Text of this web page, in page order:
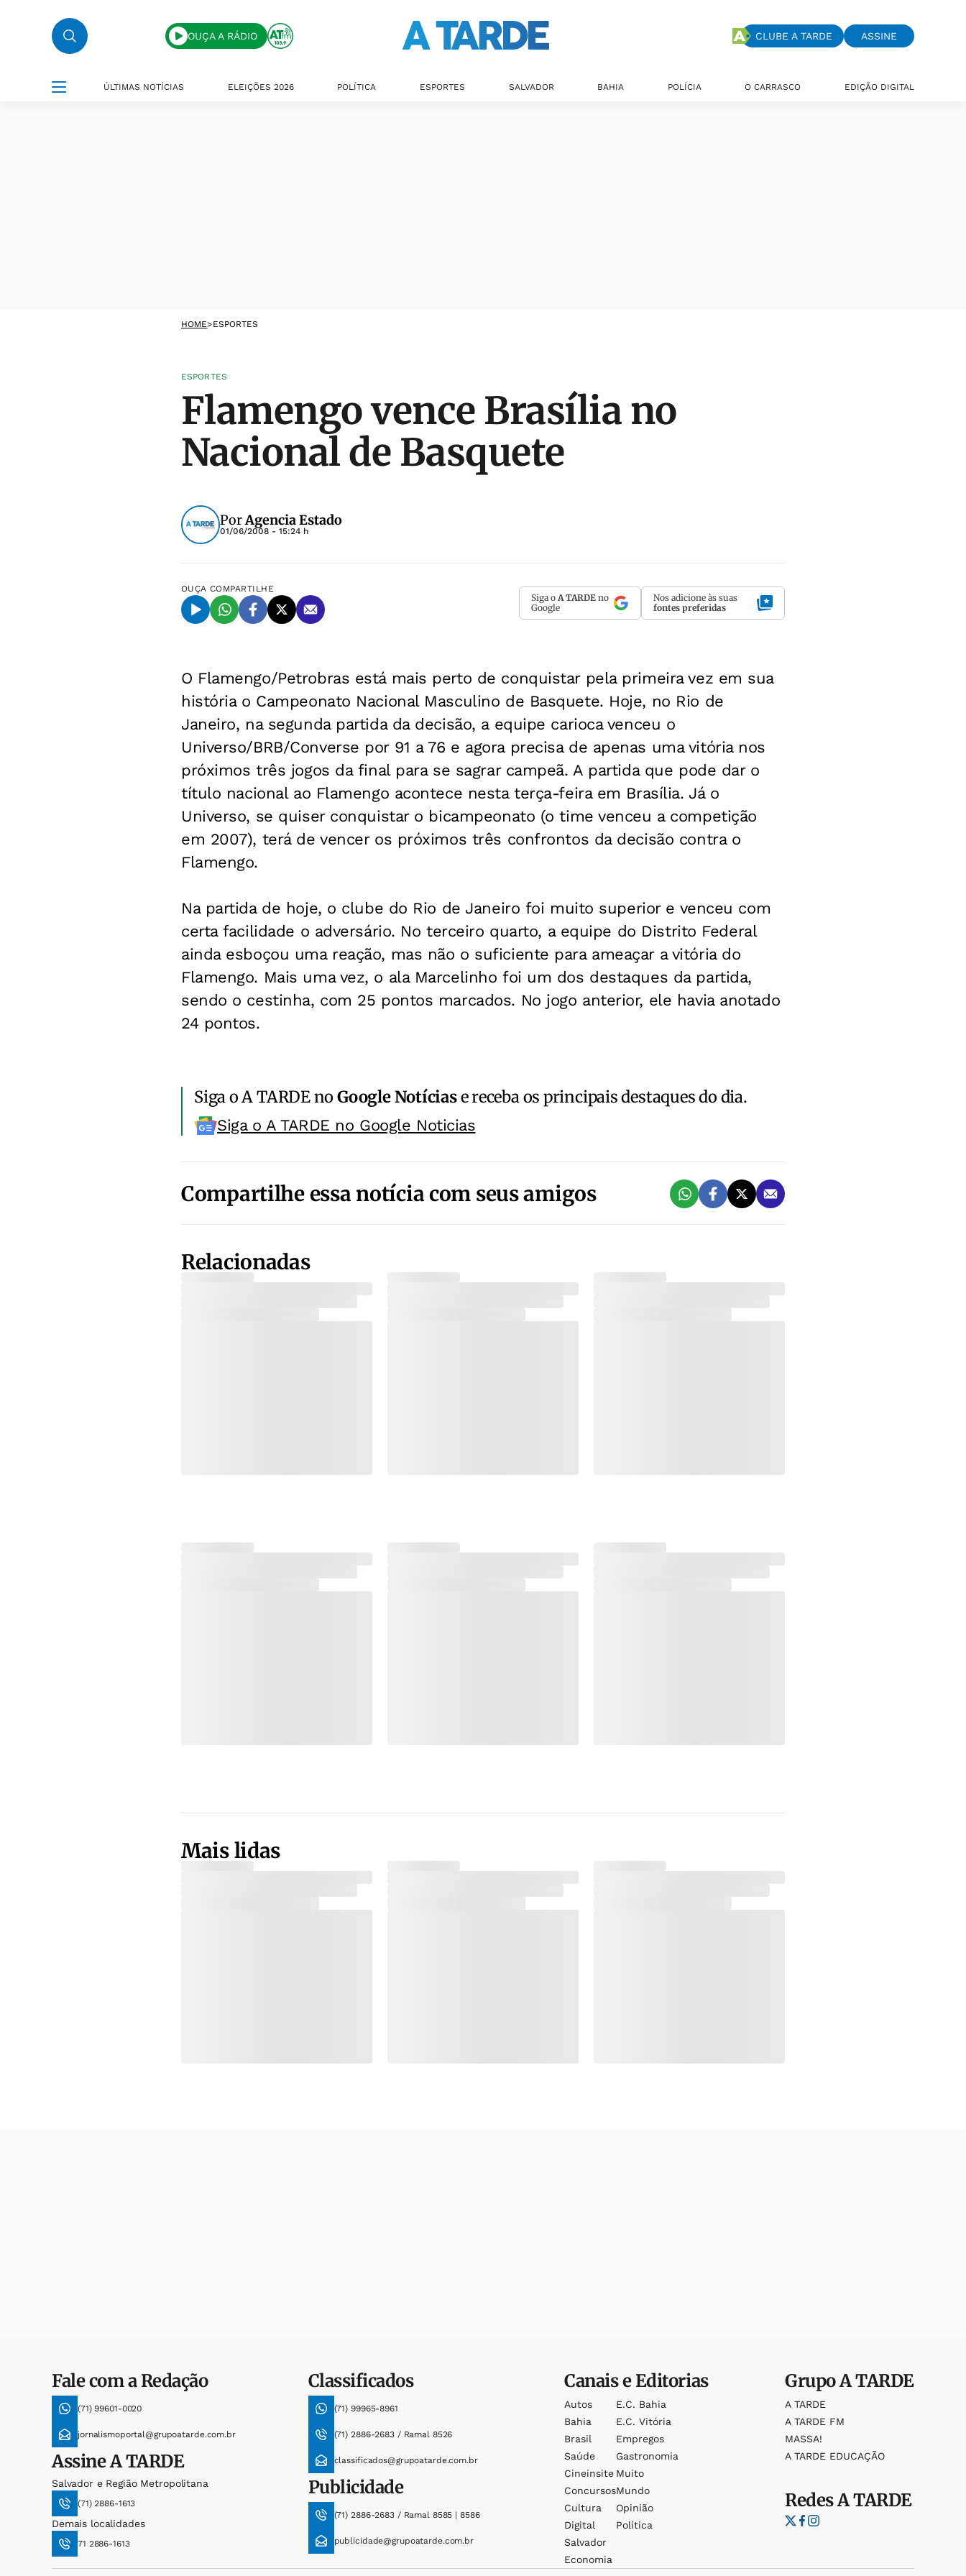
OUÇA A RÁDIO CLUBE A TARDE ASSINE
ÚLTIMAS NOTÍCIAS ELEIÇÕES 2026 POLÍTICA ESPORTES SALVADOR BAHIA POLÍCIA O CARRASCO EDIÇÃO DIGITAL
HOME>ESPORTES
ESPORTES
Flamengo vence Brasília no
Nacional de Basquete
PorAgencia Estado
01/06/2008 - 15:24 h
OUÇA COMPARTILHE
Siga o A TARDE no
Google
Nos adicione às suas
fontes preferidas
O Flamengo/Petrobras está mais perto de conquistar pela primeira vez em sua
história o Campeonato Nacional Masculino de Basquete. Hoje, no Rio de
Janeiro, na segunda partida da decisão, a equipe carioca venceu o
Universo/BRB/Converse por 91 a 76 e agora precisa de apenas uma vitória nos
próximos três jogos da final para se sagrar campeã. A partida que pode dar o
título nacional ao Flamengo acontece nesta terça-feira em Brasília. Já o
Universo, se quiser conquistar o bicampeonato (o time venceu a competição
em 2007), terá de vencer os próximos três confrontos da decisão contra o
Flamengo.
Na partida de hoje, o clube do Rio de Janeiro foi muito superior e venceu com
certa facilidade o adversário. No terceiro quarto, a equipe do Distrito Federal
ainda esboçou uma reação, mas não o suficiente para ameaçar a vitória do
Flamengo. Mais uma vez, o ala Marcelinho foi um dos destaques da partida,
sendo o cestinha, com 25 pontos marcados. No jogo anterior, ele havia anotado
24 pontos.
Siga o A TARDE noGoogle Notíciase receba os principais destaques do dia.
Siga o A TARDE no Google Noticias
Compartilhe essa notícia com seus amigos
Relacionadas
Mais lidas
Fale com a Redação
(71) 99601-0020
jornalismoportal@grupoatarde.com.br
AssineA TARDE
Salvador e Região Metropolitana
(71) 2886-1613
Demais localidades
71 2886-1613
Classificados
(71) 99965-8961
(71) 2886-2683 / Ramal 8526
classificados@grupoatarde.com.br
Publicidade
(71) 2886-2683 / Ramal 8585 | 8586
publicidade@grupoatarde.com.br
Canais e Editorias
Autos
Bahia
Brasil
Saúde
Cineinsite
Concursos
Cultura
Digital
Salvador
Economia
E.c. Bahia
E.c. Vitória
Empregos
Gastronomia
Muito
Mundo
Opinião
Política
GrupoA TARDE
A TARDE
A TARDE FM
MASSA!
A TARDE EDUCAÇÃO
RedesA TARDE